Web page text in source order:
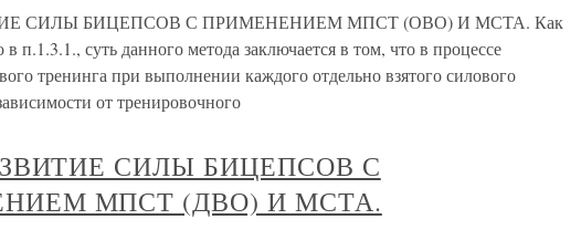
СИЛЫ БИЦЕПСОВ С ПРИМЕНЕНИЕМ МПСТ (ОВО) И МСТА. Как
п.1.3.1., суть данного метода заключается в том, что в процессе
тренинга при выполнении каждого отдельно взятого силового
от тренировочного
СИЛЫ БИЦЕПСОВ С
МПСТ (ДВО) И МСТА.